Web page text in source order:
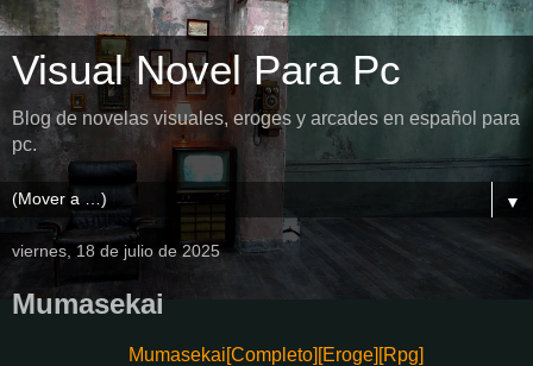
Visual Novel Para Pc
Blog de novelas visuales, eroges y arcades en español para
pc.
▼
viernes, 18 de julio de 2025
Mumasekai
Mumasekai[Completo][Eroge][Rpg]